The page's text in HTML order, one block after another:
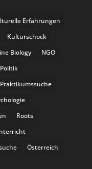
Erfahrungen
Kulturschock
Biology
NGO
Politik
Praktikumssuche
Roots
Österreich